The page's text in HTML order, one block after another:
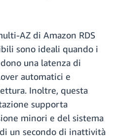
AZ di Amazon RDS
sono ideali quando i
una latenza di
automatici e
Inoltre, questa
supporta
minori e del sistema
un secondo di inattività